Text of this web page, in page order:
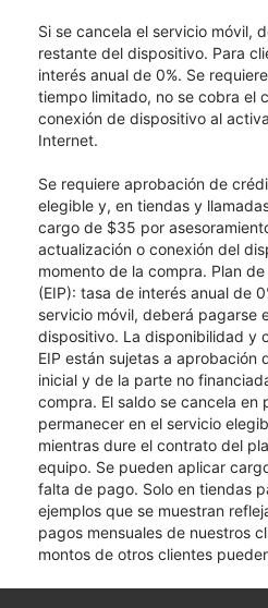
Si se cancela el servicio móvil,
restante del dispositivo. Para
interés anual de 0%. Se
tiempo limitado, no se cobra el
conexión de dispositivo al
Internet.
Se requiere aprobación de
elegible y, en tiendas y
cargo de $35 por
actualización o conexión del
momento de la compra. Plan
(EIP): tasa de interés anual de
servicio móvil, deberá pagarse
dispositivo. La disponibilidad y
EIP están sujetas a aprobación
inicial y de la parte no
compra. El saldo se cancela en
permanecer en el servicio
mientras dure el contrato del
equipo. Se pueden aplicar
falta de pago. Solo en tiendas
ejemplos que se muestran
pagos mensuales de nuestros
montos de otros clientes